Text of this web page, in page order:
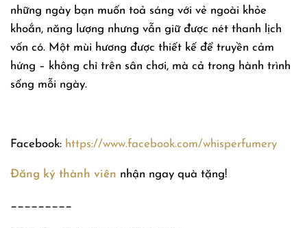
những ngày bạn muốn toả sáng với vẻ ngoài khỏe
khoắn, năng lượng nhưng vẫn giữ được nét thanh lịch
vốn có. Một mùi hương được thiết kế để truyền cảm
hứng – không chỉ trên sân chơi, mà cả trong hành trình
sống mỗi ngày.
Facebook: https://www.facebook.com/whisperfumery
Đăng ký thành viên nhận ngay quà tặng!
_________